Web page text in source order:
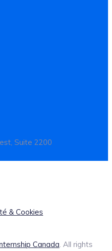
Suite 2200
& Cookies
Canada. All rights